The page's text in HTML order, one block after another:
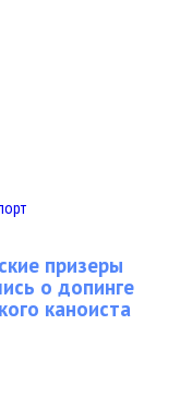
призеры
о допинге
каноиста